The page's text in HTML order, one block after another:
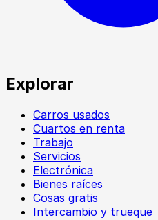
Explorar
Carros usados
Cuartos en renta
Trabajo
Servicios
Electrónica
Bienes raíces
Cosas gratis
Intercambio y trueque